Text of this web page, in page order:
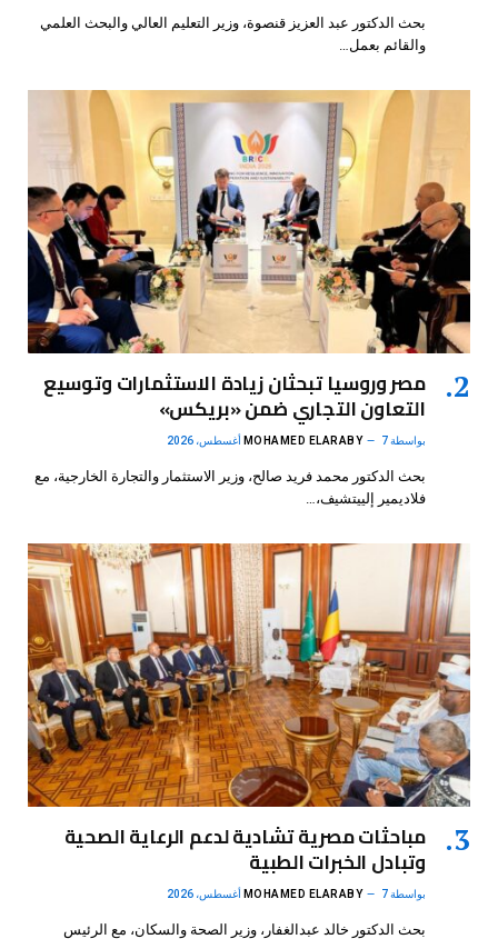
بحث الدكتور عبد العزيز قنصوة، وزير التعليم العالي والبحث العلمي
والقائم بعمل…
مصر وروسيا تبحثان زيادة الاستثمارات وتوسيع
التعاون التجاري ضمن «بريكس»
بواسطة MOHAMED ELARABY 7 أغسطس، 2026
بحث الدكتور محمد فريد صالح، وزير الاستثمار والتجارة الخارجية، مع
فلاديمير إلييتشيف،…
مباحثات مصرية تشادية لدعم الرعاية الصحية
وتبادل الخبرات الطبية
بواسطة MOHAMED ELARABY 7 أغسطس، 2026
بحث الدكتور خالد عبدالغفار، وزير الصحة والسكان، مع الرئيس